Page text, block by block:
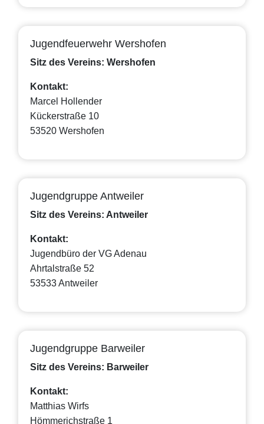
Jugendfeuerwehr Wershofen
Sitz des Vereins: Wershofen
Kontakt:
Marcel Hollender
Kückerstraße 10
53520 Wershofen
Jugendgruppe Antweiler
Sitz des Vereins: Antweiler
Kontakt:
Jugendbüro der VG Adenau
Ahrtalstraße 52
53533 Antweiler
Jugendgruppe Barweiler
Sitz des Vereins: Barweiler
Kontakt:
Matthias Wirfs
Hömmerichstraße 1